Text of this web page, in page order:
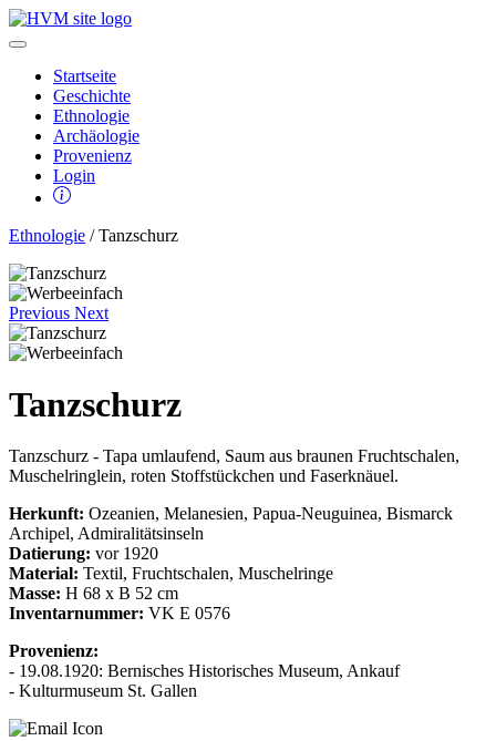
Startseite
Geschichte
Ethnologie
Archäologie
Provenienz
Login
Ethnologie / Tanzschurz
Previous Next
Tanzschurz
Tanzschurz - Tapa umlaufend, Saum aus braunen Fruchtschalen,
Muschelringlein, roten Stoffstückchen und Faserknäuel.
Herkunft: Ozeanien, Melanesien, Papua-Neuguinea, Bismarck
Archipel, Admiralitätsinseln
Datierung: vor 1920
Material: Textil, Fruchtschalen, Muschelringe
Masse: H 68 x B 52 cm
Inventarnummer: VK E 0576
Provenienz:
- 19.08.1920: Bernisches Historisches Museum, Ankauf
- Kulturmuseum St. Gallen